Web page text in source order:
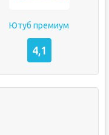
Ютуб премиум
4,1